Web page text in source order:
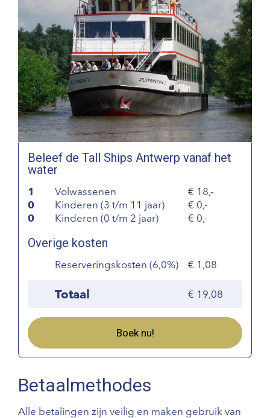
Beleef de Tall Ships Antwerp vanaf het
water
1 Volwassenen
18,-
0
Kinderen (3 t/m 11 jaar)
0,-
0
Kinderen (0 t/m 2 jaar) 0,-
Overige kosten
Reserveringskosten (6,0%) 1,08
Totaal 19,08
Boek nu!
Betaalmethodes
Alle betalingen zijn veilig en maken gebruik van